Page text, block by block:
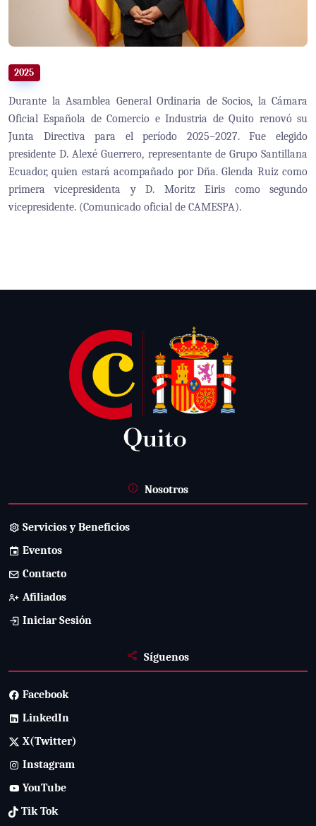
2025
Durante la Asamblea General Ordinaria de Socios, la Cámara
Oficial Española de Comercio e Industria de Quito renovó su
Junta Directiva para el período 2025–2027. Fue elegido
presidente D. Alexé Guerrero, representante de Grupo Santillana
Ecuador, quien estará acompañado por Dña. Glenda Ruiz como
primera vicepresidenta y D. Moritz Eiris como segundo
vicepresidente. (Comunicado oficial de CAMESPA).
Nosotros
Servicios y Beneficios
Eventos
Contacto
Afiliados
Iniciar Sesión
Síguenos
Facebook
LinkedIn
X(Twitter)
Instagram
YouTube
Tik Tok